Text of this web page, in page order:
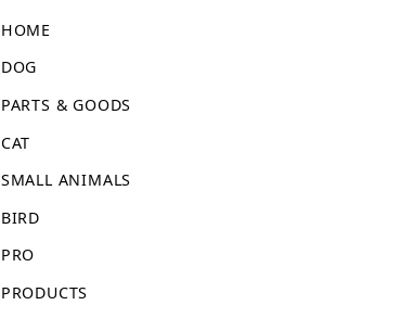
HOME
DOG
PARTS & GOODS
CAT
SMALL ANIMALS
BIRD
PRO
PRODUCTS